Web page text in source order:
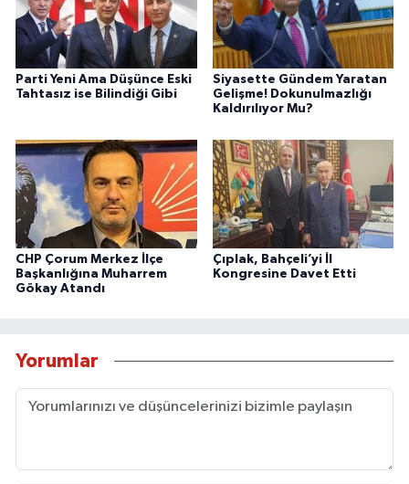
Parti Yeni Ama Düşünce Eski
Tahtasız ise Bilindiği Gibi
Siyasette Gündem Yaratan
Gelişme! Dokunulmazlığı
Kaldırılıyor Mu?
CHP Çorum Merkez İlçe
Başkanlığına Muharrem
Gökay Atandı
Çıplak, Bahçeli’yi İl
Kongresine Davet Etti
Yorumlar